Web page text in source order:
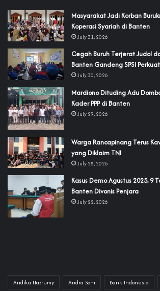
‎Masyarakat Jadi Korban
Koperasi Syariah di Banten
July 31, 2026
Cegah Buruh Terjerat Judol
Banten Gandeng SPSI
July 30, 2026
‎Mardiono Dituding Adu
Kader PPP di Banten
July 29, 2026
‎Warga Rancapinang Terus
yang Diklaim TNI‎‎
July 28, 2026
‎Kasus Demo Agustus 2025, 9
Banten Divonis Penjara
July 22, 2026
Andika Hazrumy Andra Soni Bank Indonesia